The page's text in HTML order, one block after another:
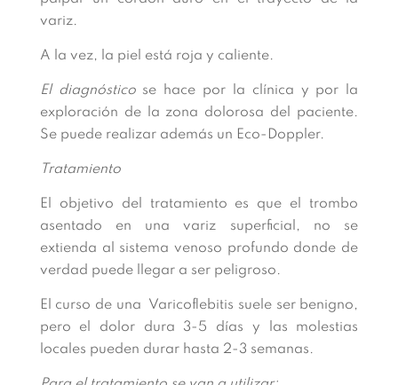
variz.
A la vez, la piel está roja y caliente.
El diagnósticose hace por la clínica y por la
exploración de la zona dolorosa del paciente.
Se puede realizar además un Eco-Doppler.
Tratamiento
El objetivo del tratamiento es que el trombo
asentado en una variz superficial, no se
extienda al sistema venoso profundo donde de
verdad puede llegar a ser peligroso.
El curso de una Varicoflebitis suele ser benigno,
pero el dolor dura 3-5 días y las molestias
locales pueden durar hasta 2-3 semanas.